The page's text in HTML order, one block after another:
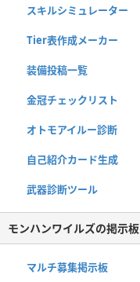
スキルシミュレーター
Tier表作成メーカー
装備投稿一覧
金冠チェックリスト
オトモアイルー診断
自己紹介カード生成
武器診断ツール
モンハンワイルズの掲示板
マルチ募集掲示板